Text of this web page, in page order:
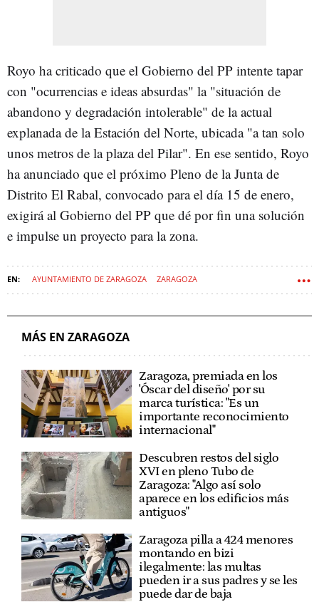
Royo ha criticado que el Gobierno del PP intente tapar
con "ocurrencias e ideas absurdas" la "situación de
abandono y degradación intolerable" de la actual
explanada de la Estación del Norte, ubicada "a tan solo
unos metros de la plaza del Pilar". En ese sentido, Royo
ha anunciado que el próximo Pleno de la Junta de
Distrito El Rabal, convocado para el día 15 de enero,
exigirá al Gobierno del PP que dé por fin una solución
e impulse un proyecto para la zona.
AYUNTAMIENTO DE ZARAGOZA ZARAGOZA
MÁS EN ZARAGOZA
Zaragoza, premiada en los
'Óscar del diseño' por su
marca turística: "Es un
importante reconocimiento
internacional"
Descubren restos del siglo
XVI en pleno Tubo de
Zaragoza: "Algo así solo
aparece en los edificios más
antiguos"
Zaragoza pilla a 424 menores
montando en bizi
ilegalmente: las multas
pueden ir a sus padres y se les
puede dar de baja